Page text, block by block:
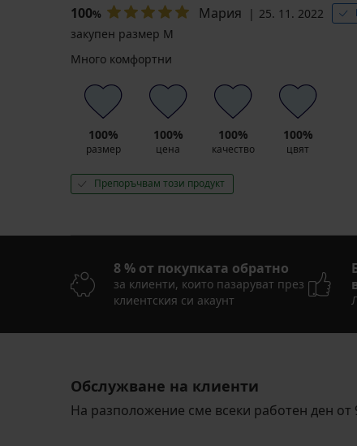
100% Мария 25. 11. 2022
закупен размер M
Много комфортни
100%
размер
100%
цена
100%
качество
100%
цвят
Препоръчвам този продукт
8 % от покупката обратно
за клиенти, които пазаруват през
клиентския си акаунт
Обслужване на клиенти
На разположение сме всеки работен ден от